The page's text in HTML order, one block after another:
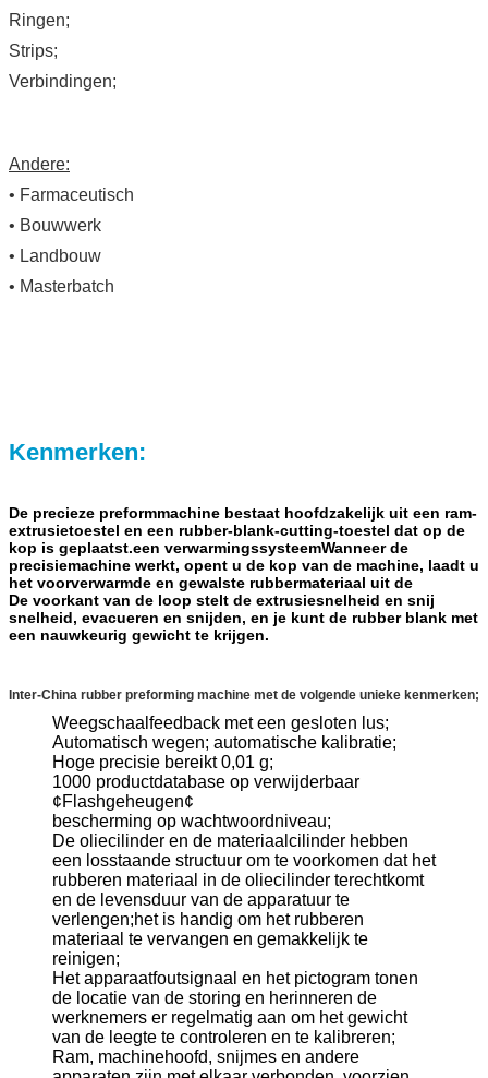
Ringen;
Strips;
Verbindingen;
Andere:
• Farmaceutisch
• Bouwwerk
• Landbouw
• Masterbatch
Kenmerken:
De precieze preformmachine bestaat hoofdzakelijk uit een ram-
extrusietoestel en een rubber-blank-cutting-toestel dat op de
kop is geplaatst.een verwarmingssysteemWanneer de
precisiemachine werkt, opent u de kop van de machine, laadt u
het voorverwarmde en gewalste rubbermateriaal uit de
De voorkant van de loop stelt de extrusiesnelheid en snij
snelheid, evacueren en snijden, en je kunt de rubber blank met
een nauwkeurig gewicht te krijgen.
Inter-China rubber preforming machine met de volgende unieke kenmerken;
Weegschaalfeedback met een gesloten lus;
Automatisch wegen; automatische kalibratie;
Hoge precisie bereikt 0,01 g;
1000 productdatabase op verwijderbaar
¢Flashgeheugen¢
bescherming op wachtwoordniveau;
De oliecilinder en de materiaalcilinder hebben
een losstaande structuur om te voorkomen dat het
rubberen materiaal in de oliecilinder terechtkomt
en de levensduur van de apparatuur te
verlengen;het is handig om het rubberen
materiaal te vervangen en gemakkelijk te
reinigen;
Het apparaatfoutsignaal en het pictogram tonen
de locatie van de storing en herinneren de
werknemers er regelmatig aan om het gewicht
van de leegte te controleren en te kalibreren;
Ram, machinehoofd, snijmes en andere